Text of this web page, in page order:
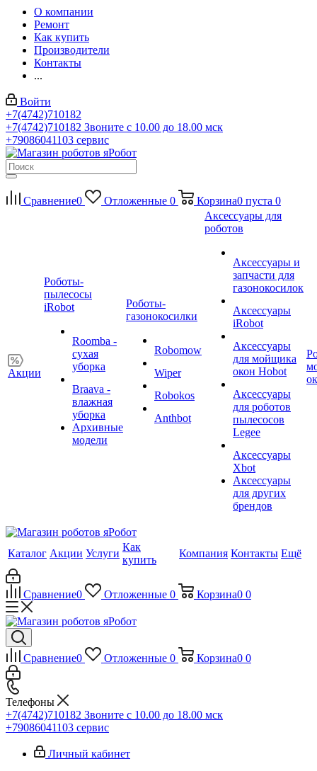
О компании
Ремонт
Как купить
Производители
Контакты
...
Войти
+7(4742)710182
+7(4742)710182 Звоните с 10.00 до 18.00 мск
+79086041103 сервис
Сравнение0 Отложенные 0 Корзина0 пуста 0
Акции
Роботы-
пылесосы
iRobot
Roomba -
сухая
уборка
Braava -
влажная
уборка
Архивные
модели
Роботы-
газонокосилки
Robomow
Wiper
Robokos
Anthbot
Аксессуары для
роботов
Аксессуары и
запчасти для
газонокосилок
Аксессуары
iRobot
Аксессуары
для мойщика
окон Hobot
Аксессуары
для роботов
пылесосов
Legee
Аксессуары
Xbot
Аксессуары
для других
брендов
Каталог Акции Услуги
Как
купить
Компания Контакты Ещё
Сравнение0 Отложенные 0 Корзина0 0
Сравнение0 Отложенные 0 Корзина0 0
Телефоны
+7(4742)710182 Звоните с 10.00 до 18.00 мск
+79086041103 сервис
Личный кабинет